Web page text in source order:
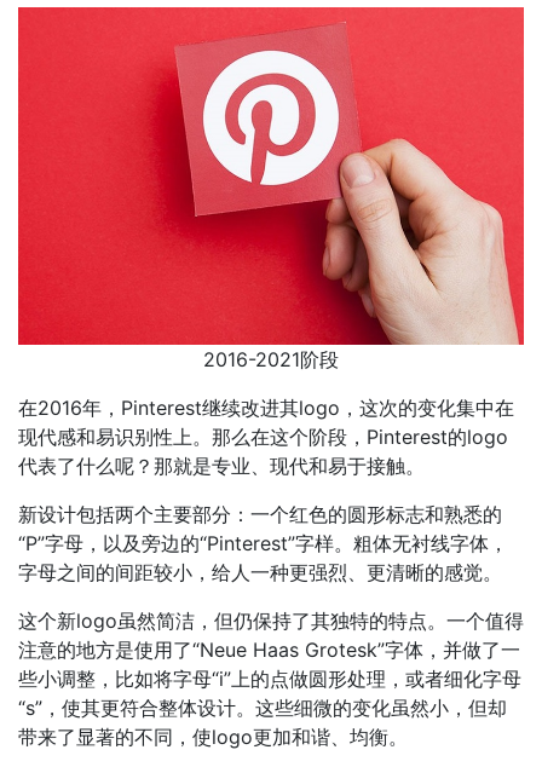
2016-2021阶段
在2016年，Pinterest继续改进其logo，这次的变化集中在
现代感和易识别性上。那么在这个阶段，Pinterest的logo
代表了什么呢？那就是专业、现代和易于接触。
新设计包括两个主要部分：一个红色的圆形标志和熟悉的
“P”字母，以及旁边的“Pinterest”字样。粗体无衬线字体，
字母之间的间距较小，给人一种更强烈、更清晰的感觉。
这个新logo虽然简洁，但仍保持了其独特的特点。一个值得
注意的地方是使用了“Neue Haas Grotesk”字体，并做了一
些小调整，比如将字母“i”上的点做圆形处理，或者细化字母
“s”，使其更符合整体设计。这些细微的变化虽然小，但却
带来了显著的不同，使logo更加和谐、均衡。